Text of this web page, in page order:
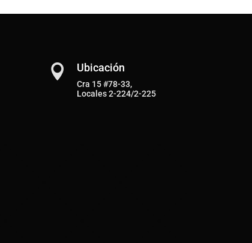
 Ubicación
Cra 15 #78-33,
Locales 2-224/2-225